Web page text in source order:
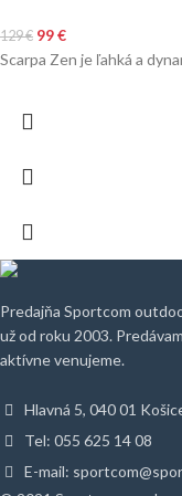
129€ 99€
Scarpa Zen je ľahká a
Predajňa Sportcom
už od roku 2003.
aktívne venujeme.
Hlavná 5, 040 01
Tel: 055 625 14 08
E-mail: